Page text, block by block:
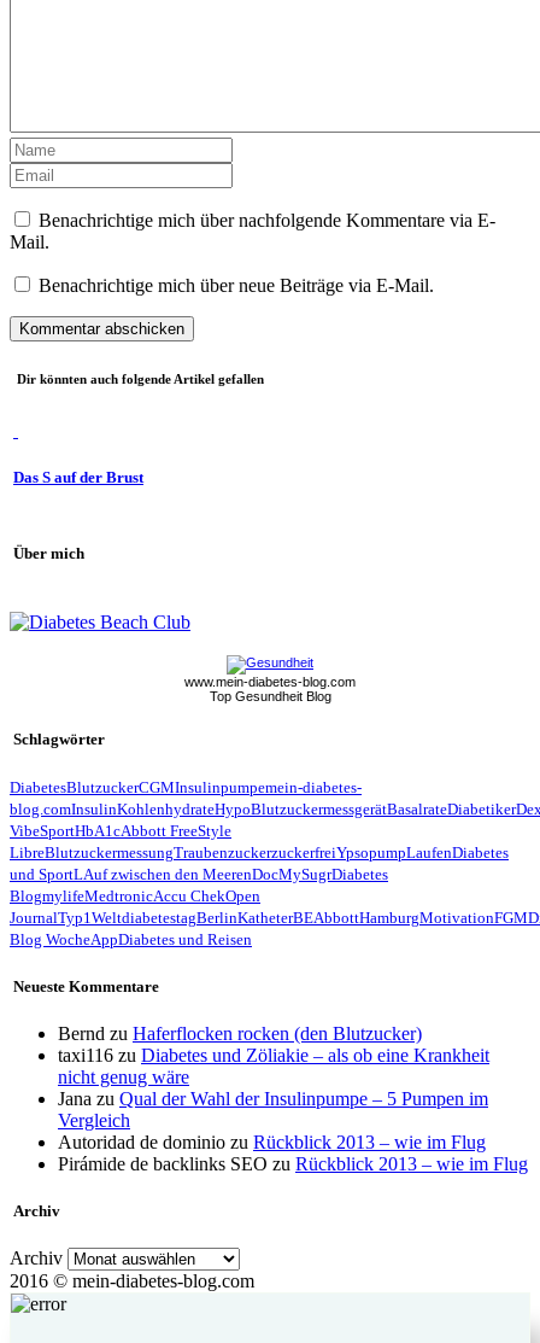
Benachrichtige mich über nachfolgende Kommentare via E-
Mail.
Benachrichtige mich über neue Beiträge via E-Mail.
Dir könnten auch folgende Artikel gefallen
Das S auf der Brust
Über mich
www.mein-diabetes-blog.com
Top Gesundheit Blog
Schlagwörter
DiabetesBlutzuckerCGMInsulinpumpemein-diabetes-
blog.comInsulinKohlenhydrateHypoBlutzuckermessgerätBasalrateDiabetiker
VibeSportHbA1cAbbott FreeStyle
LibreBlutzuckermessungTraubenzuckerzuckerfreiYpsopumpLaufenDiabetes
und SportLAuf zwischen den MeerenDocMySugrDiabetes
BlogmylifeMedtronicAccu ChekOpen
JournalTyp1WeltdiabetestagBerlinKatheterBEAbbottHamburgMotivationFGM
Blog WocheAppDiabetes und Reisen
Neueste Kommentare
Bernd zu Haferflocken rocken (den Blutzucker)
taxi116 zu Diabetes und Zöliakie – als ob eine Krankheit
nicht genug wäre
Jana zu Qual der Wahl der Insulinpumpe – 5 Pumpen im
Vergleich
Autoridad de dominio zu Rückblick 2013 – wie im Flug
Pirámide de backlinks SEO zu Rückblick 2013 – wie im Flug
Archiv
Archiv
2016 © mein-diabetes-blog.com